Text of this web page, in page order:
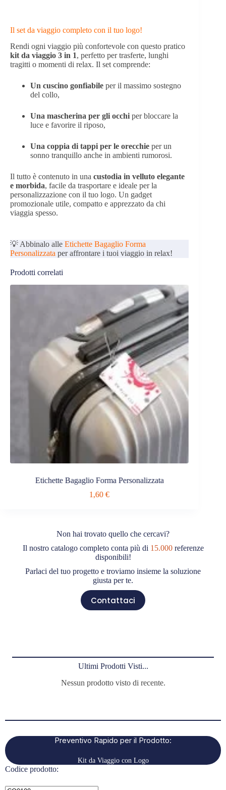
Il set da viaggio completo con il tuo logo!
Rendi ogni viaggio più confortevole con questo pratico
kit da viaggio 3 in 1, perfetto per trasferte, lunghi
tragitti o momenti di relax. Il set comprende:
Un cuscino gonfiabile per il massimo sostegno
del collo,
Una mascherina per gli occhi per bloccare la
luce e favorire il riposo,
Una coppia di tappi per le orecchie per un
sonno tranquillo anche in ambienti rumorosi.
Il tutto è contenuto in una custodia in velluto elegante
e morbida, facile da trasportare e ideale per la
personalizzazione con il tuo logo. Un gadget
promozionale utile, compatto e apprezzato da chi
viaggia spesso.
💡 Abbinalo alle Etichette Bagaglio Forma
Personalizzata per affrontare i tuoi viaggio in relax!
Prodotti correlati
Etichette Bagaglio Forma Personalizzata
1,60€
Non hai trovato quello che cercavi?
Il nostro catalogo completo conta più di 15.000referenze
disponibili!
Parlaci del tuo progetto e troviamo insieme la soluzione
giusta per te.
Contattaci
Ultimi Prodotti Visti...
Nessun prodotto visto di recente.
Preventivo Rapido per il Prodotto:
Kit da Viaggio con Logo
Codice prodotto: